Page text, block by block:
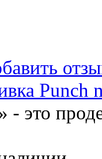
Punch
- это